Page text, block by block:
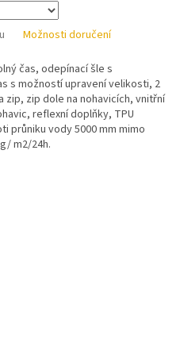
Možnosti doručení
čas, odepínací šle s
s možností upravení velikosti, 2
zip, zip dole na nohavicích, vnitřní
reflexní doplňky, TPU
průniku vody 5000 mm mimo
m2/24h.